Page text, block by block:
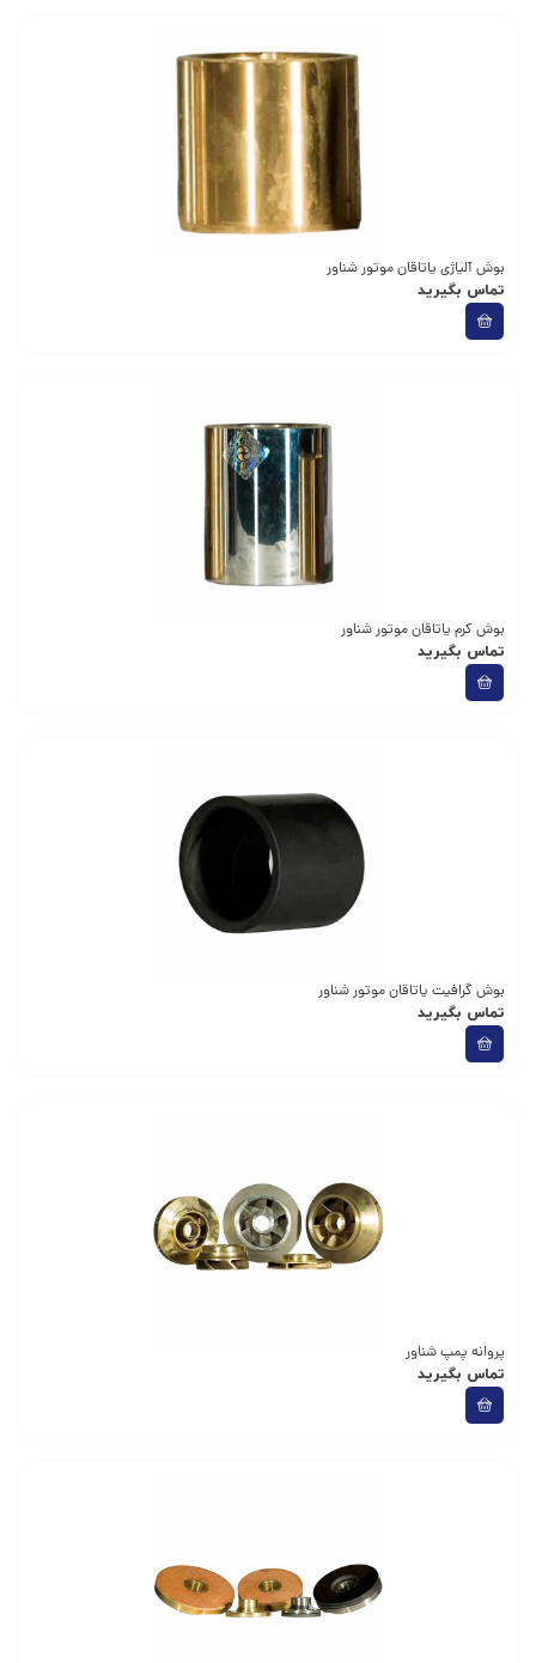
بوش آلیاژی یاتاقان موتور شناور
تماس بگیرید
بوش کرم یاتاقان موتور شناور
تماس بگیرید
بوش گرافیت یاتاقان موتور شناور
تماس بگیرید
پروانه پمپ شناور
تماس بگیرید